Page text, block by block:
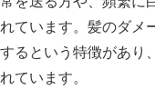
ています。髪のダメ
るという特徴があり
ています。